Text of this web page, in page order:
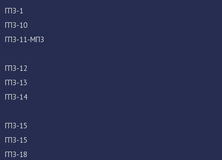
ГПЗ-1
ГПЗ-10
ГПЗ-11-МПЗ
ГПЗ-12
ГПЗ-13
ГПЗ-14
ГПЗ-15
ГПЗ-15
ГПЗ-18